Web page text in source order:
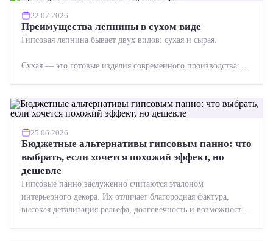
22.07.2026
Преимущества лепнины в сухом виде
Гипсовая лепнина бывает двух видов: сухая и сырая.
Сухая — это готовые изделия современного производства:
25.06.2026
Бюджетные альтернативы гипсовым панно: что
выбрать, если хочется похожий эффект, но
дешевле
Гипсовые панно заслуженно считаются эталоном
интерьерного декора. Их отличает благородная фактура,
высокая детализация рельефа, долговечность и возможность